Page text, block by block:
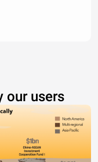
our users